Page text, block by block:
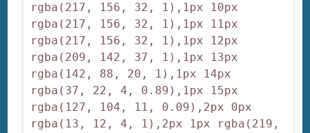
rgba(217, 156, 32, 1),1px 10px
rgba(217, 156, 32, 1),1px 11px
rgba(217, 156, 32, 1),1px 12px
rgba(209, 142, 37, 1),1px 13px
rgba(142, 88, 20, 1),1px 14px
rgba(37, 22, 4, 0.89),1px 15px
rgba(127, 104, 11, 0.09),2px 0px
rgba(13, 12, 4, 1),2px 1px rgba(219,